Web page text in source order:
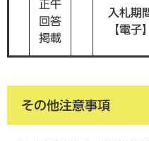
正午
回答
掲載
入札期
【電子】
その他注意事項